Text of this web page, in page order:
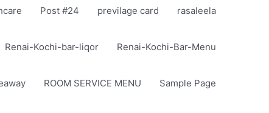
Post #24 previlage card rasaleela
Renai-Kochi-bar-liqor Renai-Kochi-Bar-Menu
ROOM SERVICE MENU Sample Page